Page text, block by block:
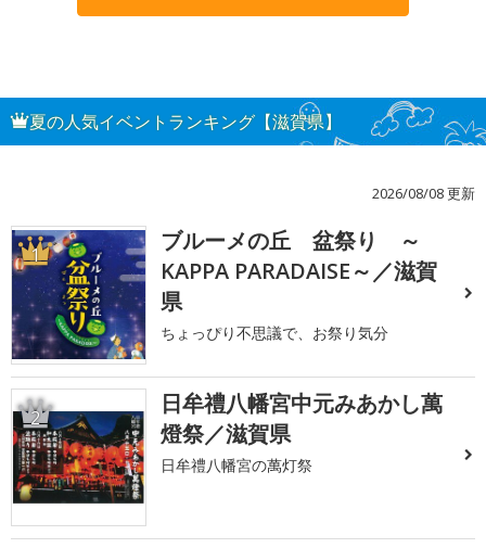
夏の人気イベントランキング【滋賀県】
2026/08/08 更新
1
ブルーメの丘 盆祭り ～
KAPPA PARADAISE～／滋賀
県
ちょっぴり不思議で、お祭り気分
2
日牟禮八幡宮中元みあかし萬
燈祭／滋賀県
日牟禮八幡宮の萬灯祭